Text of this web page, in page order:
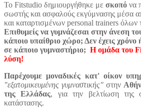
Το Fitstudio δημιουργήθηκε με σκοπό να
σωστής και ασφαλούς εκγύμνασης μέσα
και καταρτισμένων personal trainers όλων
Επιθυμείς να γυμνάζεσαι στην άνεση
κάποιο υπαίθριο χώρο; Δεν έχεις χρόνο
σε κάποιο γυμναστήριο; Η ομάδα του
λύση!
Παρέχουμε μοναδικές κατ' οίκον
"εξατομικευμένης γυμναστικής"στην
της Ελλάδας, για την βελτίωση της
κατάστασης.